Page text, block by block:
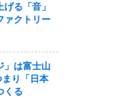
る「音」
クトリー
は富士山
「日本
る